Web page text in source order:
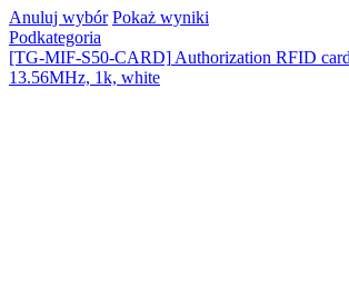
Anuluj wybór Pokaż wyniki
Podkategoria
[TG-MIF-S50-CARD] Authorization RFID
13.56MHz, 1k, white